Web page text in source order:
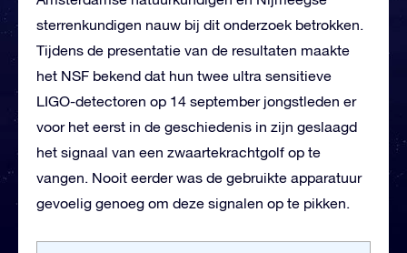
sterrenkundigen nauw bij dit onderzoek betrokken.
Tijdens de presentatie van de resultaten maakte
het NSF bekend dat hun twee ultra sensitieve
LIGO-detectoren op 14 september jongstleden er
voor het eerst in de geschiedenis in zijn geslaagd
het signaal van een zwaartekrachtgolf op te
vangen. Nooit eerder was de gebruikte apparatuur
gevoelig genoeg om deze signalen op te pikken.